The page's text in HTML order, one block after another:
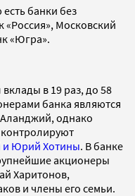
банки без
Московский
«Югра».
в 19 раз, до 58
банка являются
однако
контролируют
и Юрий Хотины. В банке
акционеры
Харитонов,
и члены его семьи.